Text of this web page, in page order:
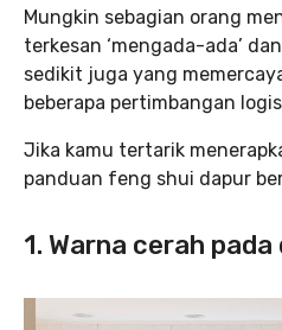
‌Mungkin sebagian orang
terkesan ‘mengada-ada’
sedikit juga yang
beberapa pertimbangan
Jika kamu tertarik
panduan feng shui dapur
1. Warna cerah pada